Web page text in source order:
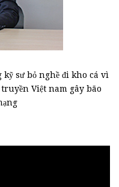
kỹ sư bỏ nghề đi kho cá vì
Việt nam gây bão